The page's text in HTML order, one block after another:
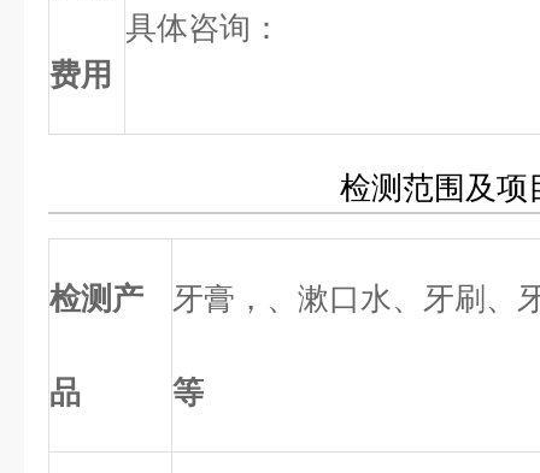
费用
具体咨询：
检测范围及项
检测产
品
牙膏，、漱口水、牙刷、
等